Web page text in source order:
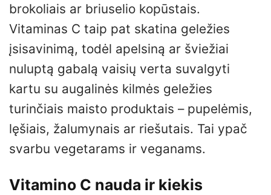
brokoliais ar briuselio kopūstais.
Vitaminas C taip pat skatina geležies
įsisavinimą, todėl apelsiną ar šviežiai
nuluptą gabalą vaisių verta suvalgyti
kartu su augalinės kilmės geležies
turinčiais maisto produktais – pupelėmis,
lęšiais, žalumynais ar riešutais. Tai ypač
svarbu vegetarams ir veganams.
Vitamino C nauda ir kiekis